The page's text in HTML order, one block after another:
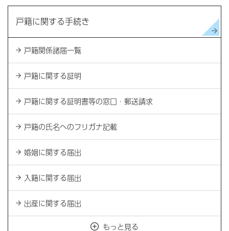
戸籍に関する手続き
戸籍関係諸届一覧
戸籍に関する証明
戸籍に関する証明書等の窓口・郵送請求
戸籍の氏名へのフリガナ記載
婚姻に関する届出
入籍に関する届出
出産に関する届出
もっと見る